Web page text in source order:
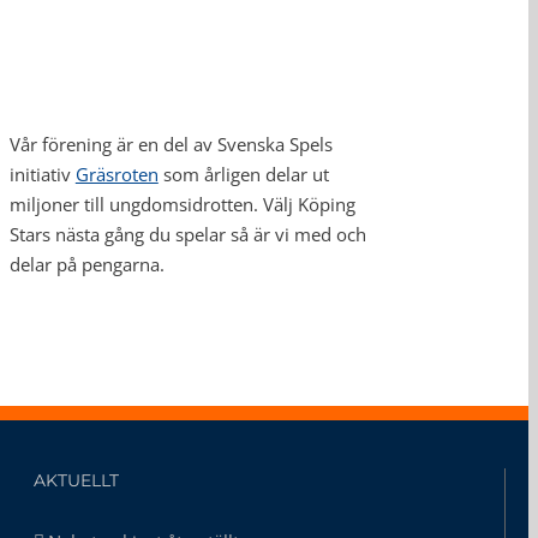
Vår förening är en del av Svenska Spels
initiativ Gräsroten som årligen delar ut
miljoner till ungdomsidrotten. Välj Köping
Stars nästa gång du spelar så är vi med och
delar på pengarna.
AKTUELLT